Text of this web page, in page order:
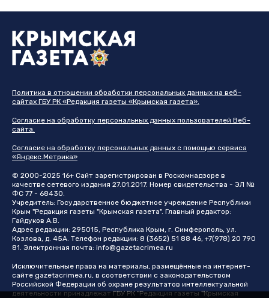
Политика в отношении обработки персональных данных на веб-
сайтах ГБУ РК «Редакция газеты «Крымская газета».
Согласие на обработку персональных данных пользователей Веб-
сайта.
Согласие на обработку персональных данных с помощью сервиса
«Яндекс.Метрика»
© 2000-2025 16+ Сайт зарегистрирован в Роскомнадзоре в
качестве сетевого издания 27.01.2017. Номер свидетельства - ЭЛ №
ФС 77 - 68430.
Учредитель: Государственное бюджетное учреждение Республики
Крым "Редакция газеты "Крымская газета". Главный редактор:
Гайдуков А.В.
Адрес редакции: 295015, Республика Крым, г. Симферополь, ул.
Козлова, д. 45А. Телефон редакции: 8 (3652) 51 88 46, +7(978) 20 790
81. Электронная почта: info@gazetacrimea.ru
Исключительные права на материалы, размещённые на интернет-
сайте gazetacrimea.ru, в соответствии с законодательством
Российской Федерации об охране результатов интеллектуальной
деятельности принадлежат ГБУ РК "Редакция газеты "Крымская